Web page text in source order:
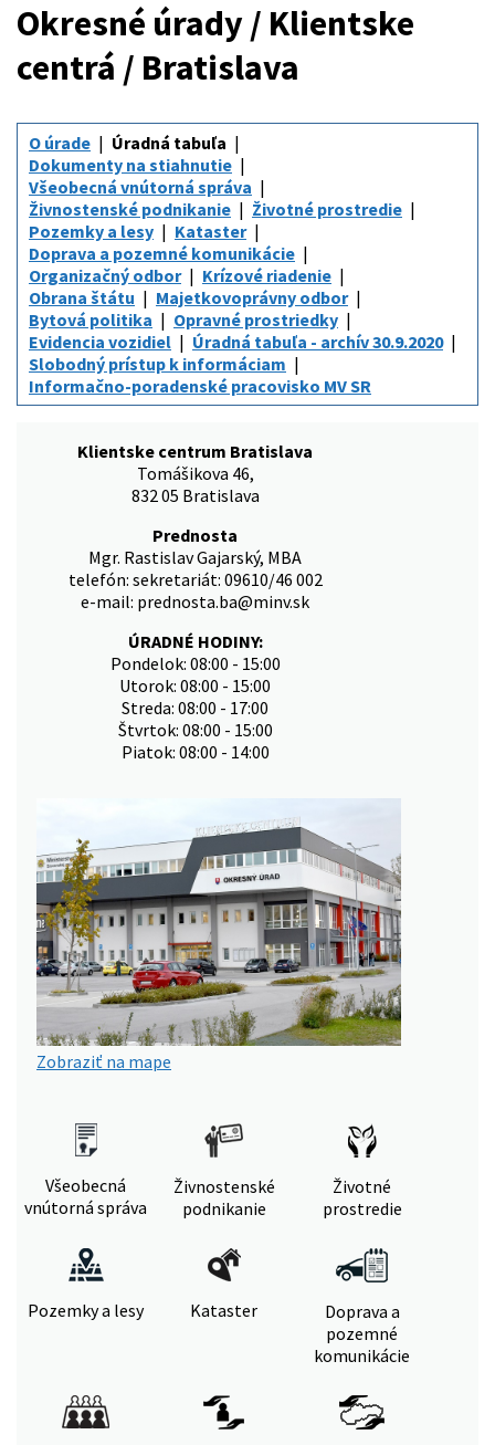
Okresné úrady / Klientske
centrá / Bratislava
O úrade
Úradná tabuľa
Dokumenty na stiahnutie
Všeobecná vnútorná správa
Živnostenské podnikanie
Životné prostredie
Pozemky a lesy
Kataster
Doprava a pozemné komunikácie
Organizačný odbor
Krízové riadenie
Obrana štátu
Majetkovoprávny odbor
Bytová politika
Opravné prostriedky
Evidencia vozidiel
Úradná tabuľa - archív 30.9.2020
Slobodný prístup k informáciam
Informačno-poradenské pracovisko MV SR
Klientske centrum Bratislava
Tomášikova 46,
832 05 Bratislava
Prednosta
Mgr. Rastislav Gajarský, MBA
telefón: sekretariát: 09610/46 002
e-mail: prednosta.ba@minv.sk
ÚRADNÉ HODINY:
Pondelok: 08:00 - 15:00
Utorok: 08:00 - 15:00
Streda: 08:00 - 17:00
Štvrtok: 08:00 - 15:00
Piatok: 08:00 - 14:00
Zobraziť na mape
Všeobecná
vnútorná správa
Živnostenské
podnikanie
Životné
prostredie
Pozemky a lesy Kataster
Doprava a
pozemné
komunikácie